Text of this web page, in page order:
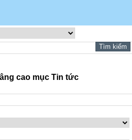
cao mục Tin tức